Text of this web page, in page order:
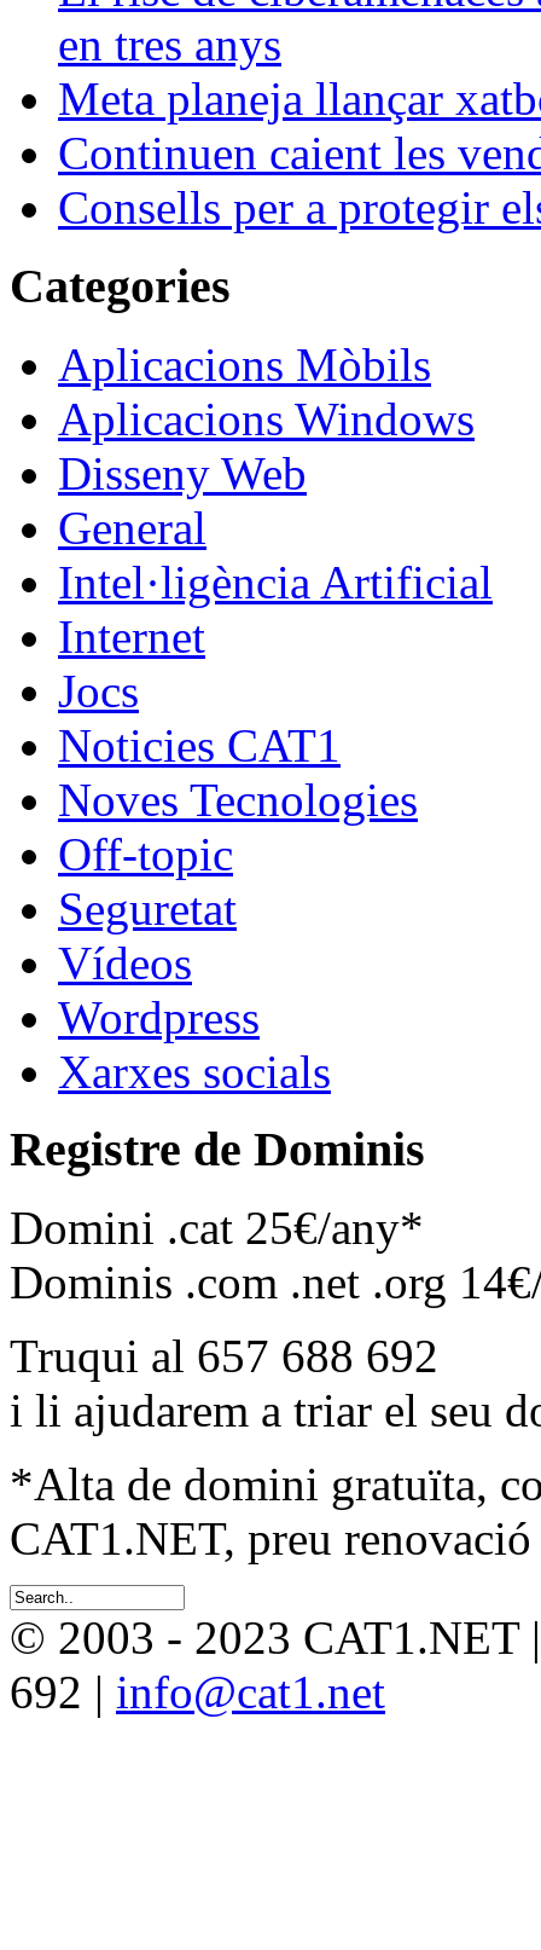
en tres anys
Meta planeja llançar
Continuen caient les
Consells per a protegir
Categories
Aplicacions Mòbils
Aplicacions Windows
Disseny Web
General
Intel·ligència Artificial
Internet
Jocs
Noticies CAT1
Noves Tecnologies
Off-topic
Seguretat
Vídeos
Wordpress
Xarxes socials
Registre de Dominis
Domini .cat 25€/any*
Dominis .com .net .org
Truqui al 657 688 692
i li ajudarem a triar el seu
*Alta de domini gratuïta,
CAT1.NET, preu
© 2003 - 2023 CAT1.NET
692 | info@cat1.net